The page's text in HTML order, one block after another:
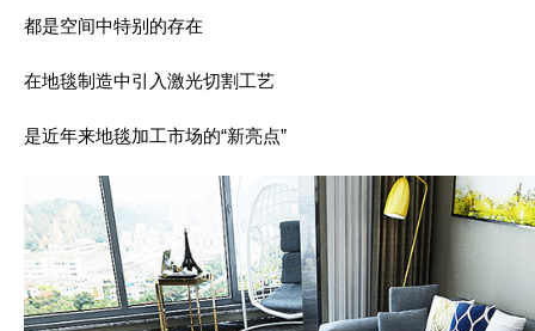
都是空间中特别的存在
在地毯制造中引入激光切割工艺
是近年来地毯加工市场的“新亮点”